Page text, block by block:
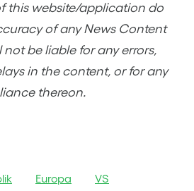
this website/application do
of any News Content
be liable for any errors,
in the content, or for any
thereon.
Europa VS